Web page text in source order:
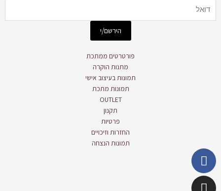
הירשם/י
פורטרטים ממתכת
מתנות הוקרה
תמונות בעיצוב אישי
תמונות מתכת
OUTLET
תקנון
פרטיות
החזרות וזיכויים
תמונות הנצחה
Facebook
Instagram
Whatsapp